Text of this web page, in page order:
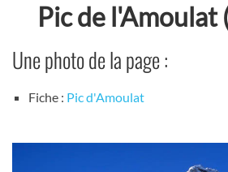
Pic de l'Amoulat
Une photo de la page :
Fiche : Pic d'Amoulat